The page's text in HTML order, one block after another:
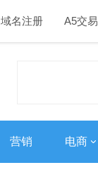
域名注册 A5交易
营销 电商